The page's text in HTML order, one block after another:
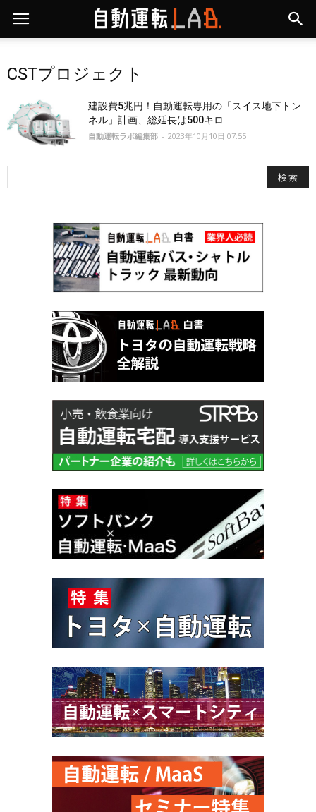
CSTプロジェクト
建設費5兆円！自動運転専用の「スイス地下トン
ネル」計画、総延長は500キロ
自動運転ラボ編集部 - 2023年10月10日 07:55